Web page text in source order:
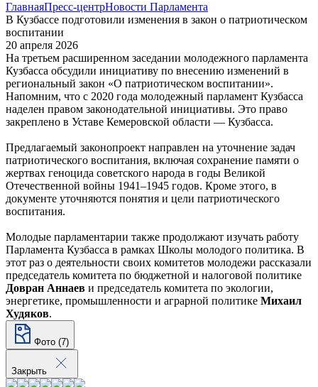
ГлавнаяПресс-центрНовости Парламента
В Кузбассе подготовили изменения в закон о патриотическом
воспитании
20 апреля 2026
На третьем расширенном заседании молодежного парламента
Кузбасса обсудили инициативу по внесению изменений в
региональный закон «О патриотическом воспитании».
Напомним, что с 2020 года молодежный парламент Кузбасса
наделен правом законодательной инициативы. Это право
закреплено в Уставе Кемеровской области — Кузбасса.
Предлагаемый законопроект направлен на уточнение задач
патриотического воспитания, включая сохранение памяти о
жертвах геноцида советского народа в годы Великой
Отечественной войны 1941–1945 годов. Кроме этого, в
документе уточняются понятия и цели патриотического
воспитания.
Молодые парламентарии также продолжают изучать работу
Парламента Кузбасса в рамках Школы молодого политика. В
этот раз о деятельности своих комитетов молодежи рассказали
председатель комитета по бюджетной и налоговой политике
Довран Аннаев и председатель комитета по экологии,
энергетике, промышленности и аграрной политике Михаил
Худяков.
Фото (7)
Закрыть